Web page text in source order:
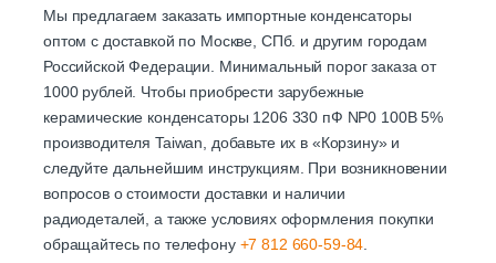
Мы предлагаем заказать импортные конденсаторы
оптом с доставкой по Москве, СПб. и другим городам
Российской Федерации. Минимальный порог заказа от
1000 рублей. Чтобы приобрести зарубежные
керамические конденсаторы 1206 330 пФ NP0 100В 5%
производителя Taiwan, добавьте их в «Корзину» и
следуйте дальнейшим инструкциям. При возникновении
вопросов о стоимости доставки и наличии
радиодеталей, а также условиях оформления покупки
обращайтесь по телефону +7 812 660-59-84.